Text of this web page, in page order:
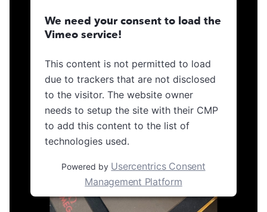
We need your consent to load the
Vimeo service!
This content is not permitted to load
due to trackers that are not disclosed
to the visitor. The website owner
needs to setup the site with their CMP
to add this content to the list of
technologies used.
Powered by Usercentrics Consent
Management Platform